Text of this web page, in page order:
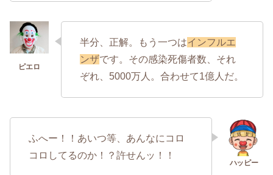
半分、正解。もう一つはインフルエ
ンザです。その感染死傷者数、それ
ぞれ、5000万人。合わせて1億人だ。
ふへー！！あいつ等、あんなにコロ
コロしてるのか！？許せんッ！！